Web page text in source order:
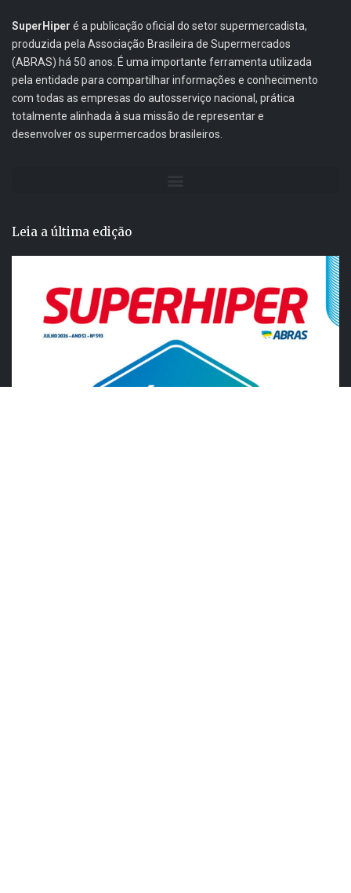
SuperHiper é a publicação oficial do setor supermercadista,
produzida pela Associação Brasileira de Supermercados
(ABRAS) há 50 anos. É uma importante ferramenta utilizada
pela entidade para compartilhar informações e conhecimento
com todas as empresas do autosserviço nacional, prática
totalmente alinhada à sua missão de representar e
desenvolver os supermercados brasileiros.
Leia a última edição